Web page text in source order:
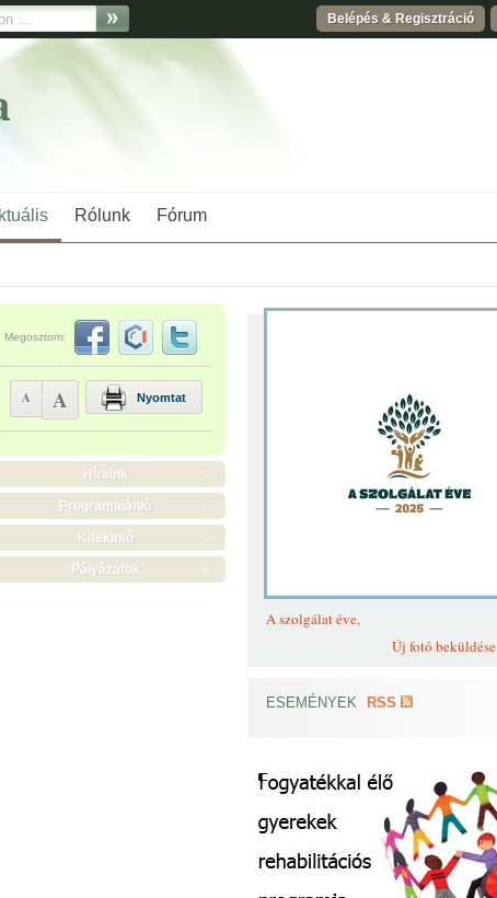
Belépés & Regisztráció
Rólunk Fórum
Megosztom:
A A Nyomtat
Híreink
Programajánló
Kitekintő
Pályázatok
A szolgálat éve,
Új fotó beküldése
ESEMÉNYEK RSS